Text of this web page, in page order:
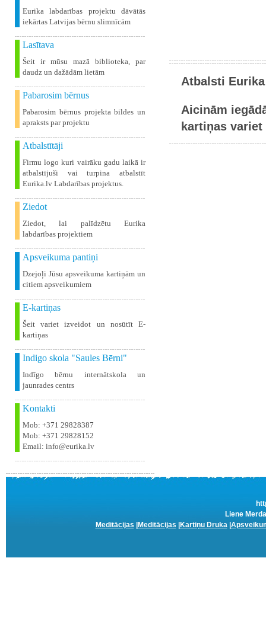
Eurika labdarības projektu dāvātās
iekārtas Latvijas bērnu slimnīcām
Lasītava
Šeit ir mūsu mazā biblioteka, par
daudz un dažādām lietām
Pabarosim bērnus
Pabarosim bērnus projekta bildes un
apraksts par projektu
Atbalstītāji
Firmu logo kuri vairāku gadu laikā ir
atbalstījuši vai turpina atbalstīt
Eurika.lv Labdarības projektus.
Ziedot
Ziedot, lai palīdzētu Eurika
labdarības projektiem
Apsveikuma pantiņi
Dzejoļi Jūsu apsveikuma kartiņām un
citiem apsveikumiem
E-kartiņas
Šeit variet izveidot un nosūtīt E-
kartiņas
Indigo skola "Saules Bērni"
Indīgo bērnu internātskola un
jaunrades centrs
Kontakti
Mob: +371 29828387
Mob: +371 29828152
Email: info@eurika.lv
Atbalsti
Aicinām
kartiņas variet
Liene
Meditācijas
Meditācijas Kartiņu Druka|